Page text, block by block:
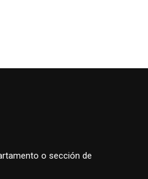
o sección de